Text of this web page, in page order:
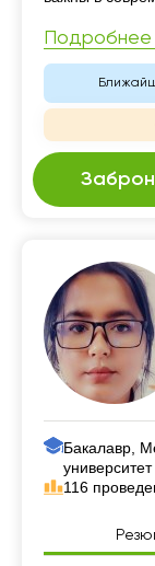
Подробнее
Бакалавр,
116